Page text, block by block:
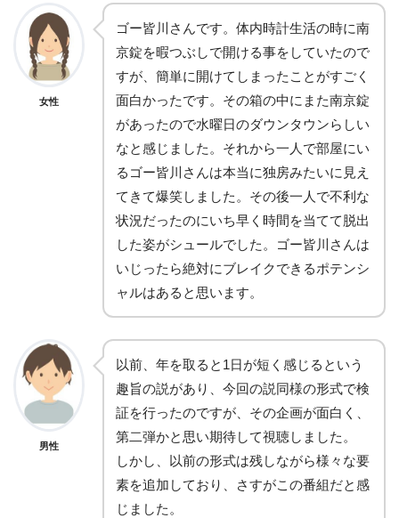
女性
ゴー皆川さんです。体内時計生活の時に南
京錠を暇つぶしで開ける事をしていたので
すが、簡単に開けてしまったことがすごく
面白かったです。その箱の中にまた南京錠
があったので水曜日のダウンタウンらしい
なと感じました。それから一人で部屋にい
るゴー皆川さんは本当に独房みたいに見え
てきて爆笑しました。その後一人で不利な
状況だったのにいち早く時間を当てて脱出
した姿がシュールでした。ゴー皆川さんは
いじったら絶対にブレイクできるポテンシ
ャルはあると思います。
男性
以前、年を取ると1日が短く感じるという
趣旨の説があり、今回の説同様の形式で検
証を行ったのですが、その企画が面白く、
第二弾かと思い期待して視聴しました。
しかし、以前の形式は残しながら様々な要
素を追加しており、さすがこの番組だと感
じました。